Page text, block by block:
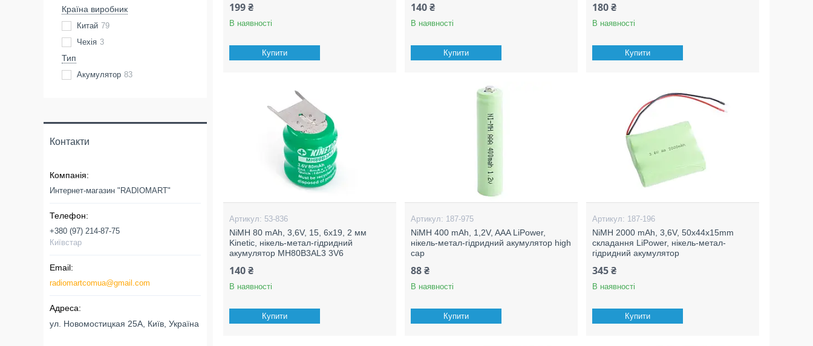
199 ₴
В наявності
Купити
140 ₴
В наявності
Купити
180 ₴
В наявності
Купити
53-836
NiMH 80 mAh, 3,6V, 15, 6x19, 2 мм
Kinetic, нікель-метал-гідридний
акумулятор MH80B3AL3 3V6
140 ₴
В наявності
Купити
187-975
NiMH 400 mAh, 1,2V, AAA LiPower,
нікель-метал-гідридний акумулятор high
cap
88 ₴
В наявності
Купити
187-196
NiMH 2000 mAh, 3,6V, 50x44x15mm
складання LiPower, нікель-метал-
гідридний акумулятор
345 ₴
В наявності
Купити
Країна виробник
Китай 79
Чехія 3
Тип
Акумулятор 83
Контакти
Интернет-магазин "RADIOMART"
+380 (97) 214-87-75
Київстар
radiomartcomua@gmail.com
ул. Новомостицкая 25А, Київ, Україна